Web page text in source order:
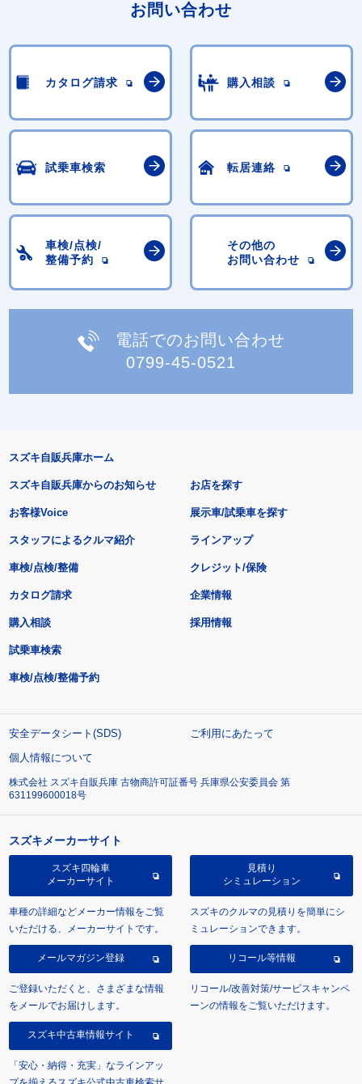
お問い合わせ
カタログ請求 購入相談
試乗車検索 転居連絡
車検/点検/
整備予約
その他の
お問い合わせ
電話でのお問い合わせ
0799-45-0521
スズキ自販兵庫ホーム
スズキ自販兵庫からのお知らせ
お客様Voice
スタッフによるクルマ紹介
お店を探す
展示車/試乗車を探す
ラインアップ
車検/点検/整備 クレジット/保険
カタログ請求
購入相談
試乗車検索
車検/点検/整備予約
企業情報
採用情報
安全データシート(SDS)
ご利用にあたって
個人情報について
株式会社 スズキ自販兵庫 古物商許可証番号 兵庫県公安委員会 第
631199600018号
スズキメーカーサイト
スズキ四輪車
メーカーサイト
車種の詳細などメーカー情報をご覧
いただける、メーカーサイトです。
見積り
シミュレーション
スズキのクルマの見積りを簡単にシ
ミュレーションできます。
メールマガジン登録
ご登録いただくと、さまざまな情報
をメールでお届けします。
リコール等情報
リコール/改善対策/サービスキャンペ
ーンの情報をご覧いただけます。
スズキ中古車情報サイト
「安心・納得・充実」なラインアッ